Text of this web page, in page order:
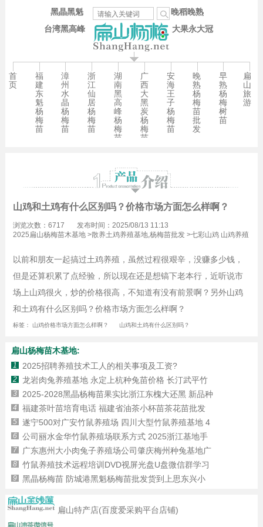
台湾黑高峰
晚稻晚熟
大果永大冠
黑晶黑魁
首
页
福
建
东
魁
杨
梅
苗
漳
州
水
晶
杨
梅
苗
浙
江
仙
居
杨
梅
苗
湖
南
黑
高
峰
杨
梅
苗
广
西
大
黑
炭
杨
梅
苗
安
海
王
子
杨
梅
苗
晚
熟
杨
梅
苗
批
发
早
熟
杨
梅
树
苗
扁
山
旅
游
山鸡和土鸡有什么区别吗？价格市场方面怎么样啊？
浏览次数：6717
发布时间：2025/08/13 11:13
2025扁山杨梅苗木基地>散养土鸡养殖基地,杨梅苗批发>七彩山鸡 山鸡养殖
以前和朋友一起搞过土鸡养殖，虽然过程很艰辛，没赚多少钱，
但是还算积累了点经验，所以现在还是想镐下老本行，近听说市
场上山鸡很火，炒的价格很高，不知道有没有前景啊？另外山鸡
和土鸡有什么区别吗？价格市场方面怎么样啊？
标签： 山鸡价格市场方面怎么样啊？ 山鸡和土鸡有什么区别吗？
扁山杨梅苗木基地:
1 2025招聘养殖技术工人的相关事项及工资?
2 龙岩肉兔养殖基地 永定上杭种兔苗价格 长汀武平竹
3 2025-2028黑晶杨梅苗果实比浙江东槐大还黑 新品种
4 福建茶叶苗培育电话 福建省油茶小杯苗茶花苗批发
5 遂宁500对广安竹鼠养殖场 四川大型竹鼠养殖基地 4
6 公司丽水金华竹鼠养殖场联系方式 2025浙江基地手
7 广东惠州大小肉兔子养殖场公司肇庆梅州种兔基地广
8 竹鼠养殖技术远程培训DVD视屏光盘U盘微信群学习
9 黑晶杨梅苗 防城港黑魁杨梅苗批发货到上思东兴小
扁山特产店(百度爱采购平台店铺)